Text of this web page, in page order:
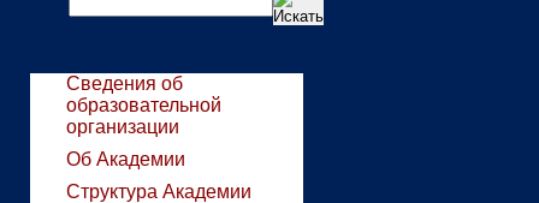
Сведения об
образовательной
организации
Об Академии
Структура Академии